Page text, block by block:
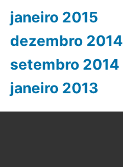
janeiro 2015
dezembro 2014
setembro 2014
janeiro 2013